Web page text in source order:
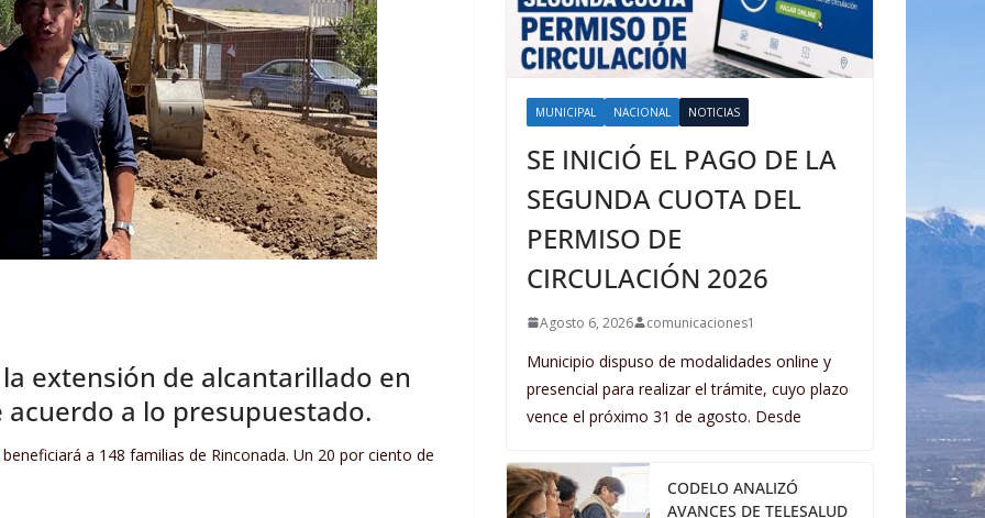
extensión de alcantarillado en
acuerdo a lo presupuestado.
a 148 familias de Rinconada. Un 20 por ciento de
MUNICIPAL NACIONAL NOTICIAS
SE INICIÓ EL PAGO DE LA
SEGUNDA CUOTA DEL
PERMISO DE
CIRCULACIÓN 2026
Agosto 6, 2026 comunicaciones1
Municipio dispuso de modalidades online y
presencial para realizar el trámite, cuyo plazo
vence el próximo 31 de agosto. Desde
CODELO ANALIZÓ
AVANCES DE TELESALUD